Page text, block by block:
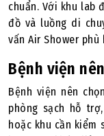
chuẩn. Với khu lab
đồ và luồng di
vấn Air Shower
Bệnh viện
Bệnh viện nên
phòng sạch hỗ
hoặc khu cần kiểm